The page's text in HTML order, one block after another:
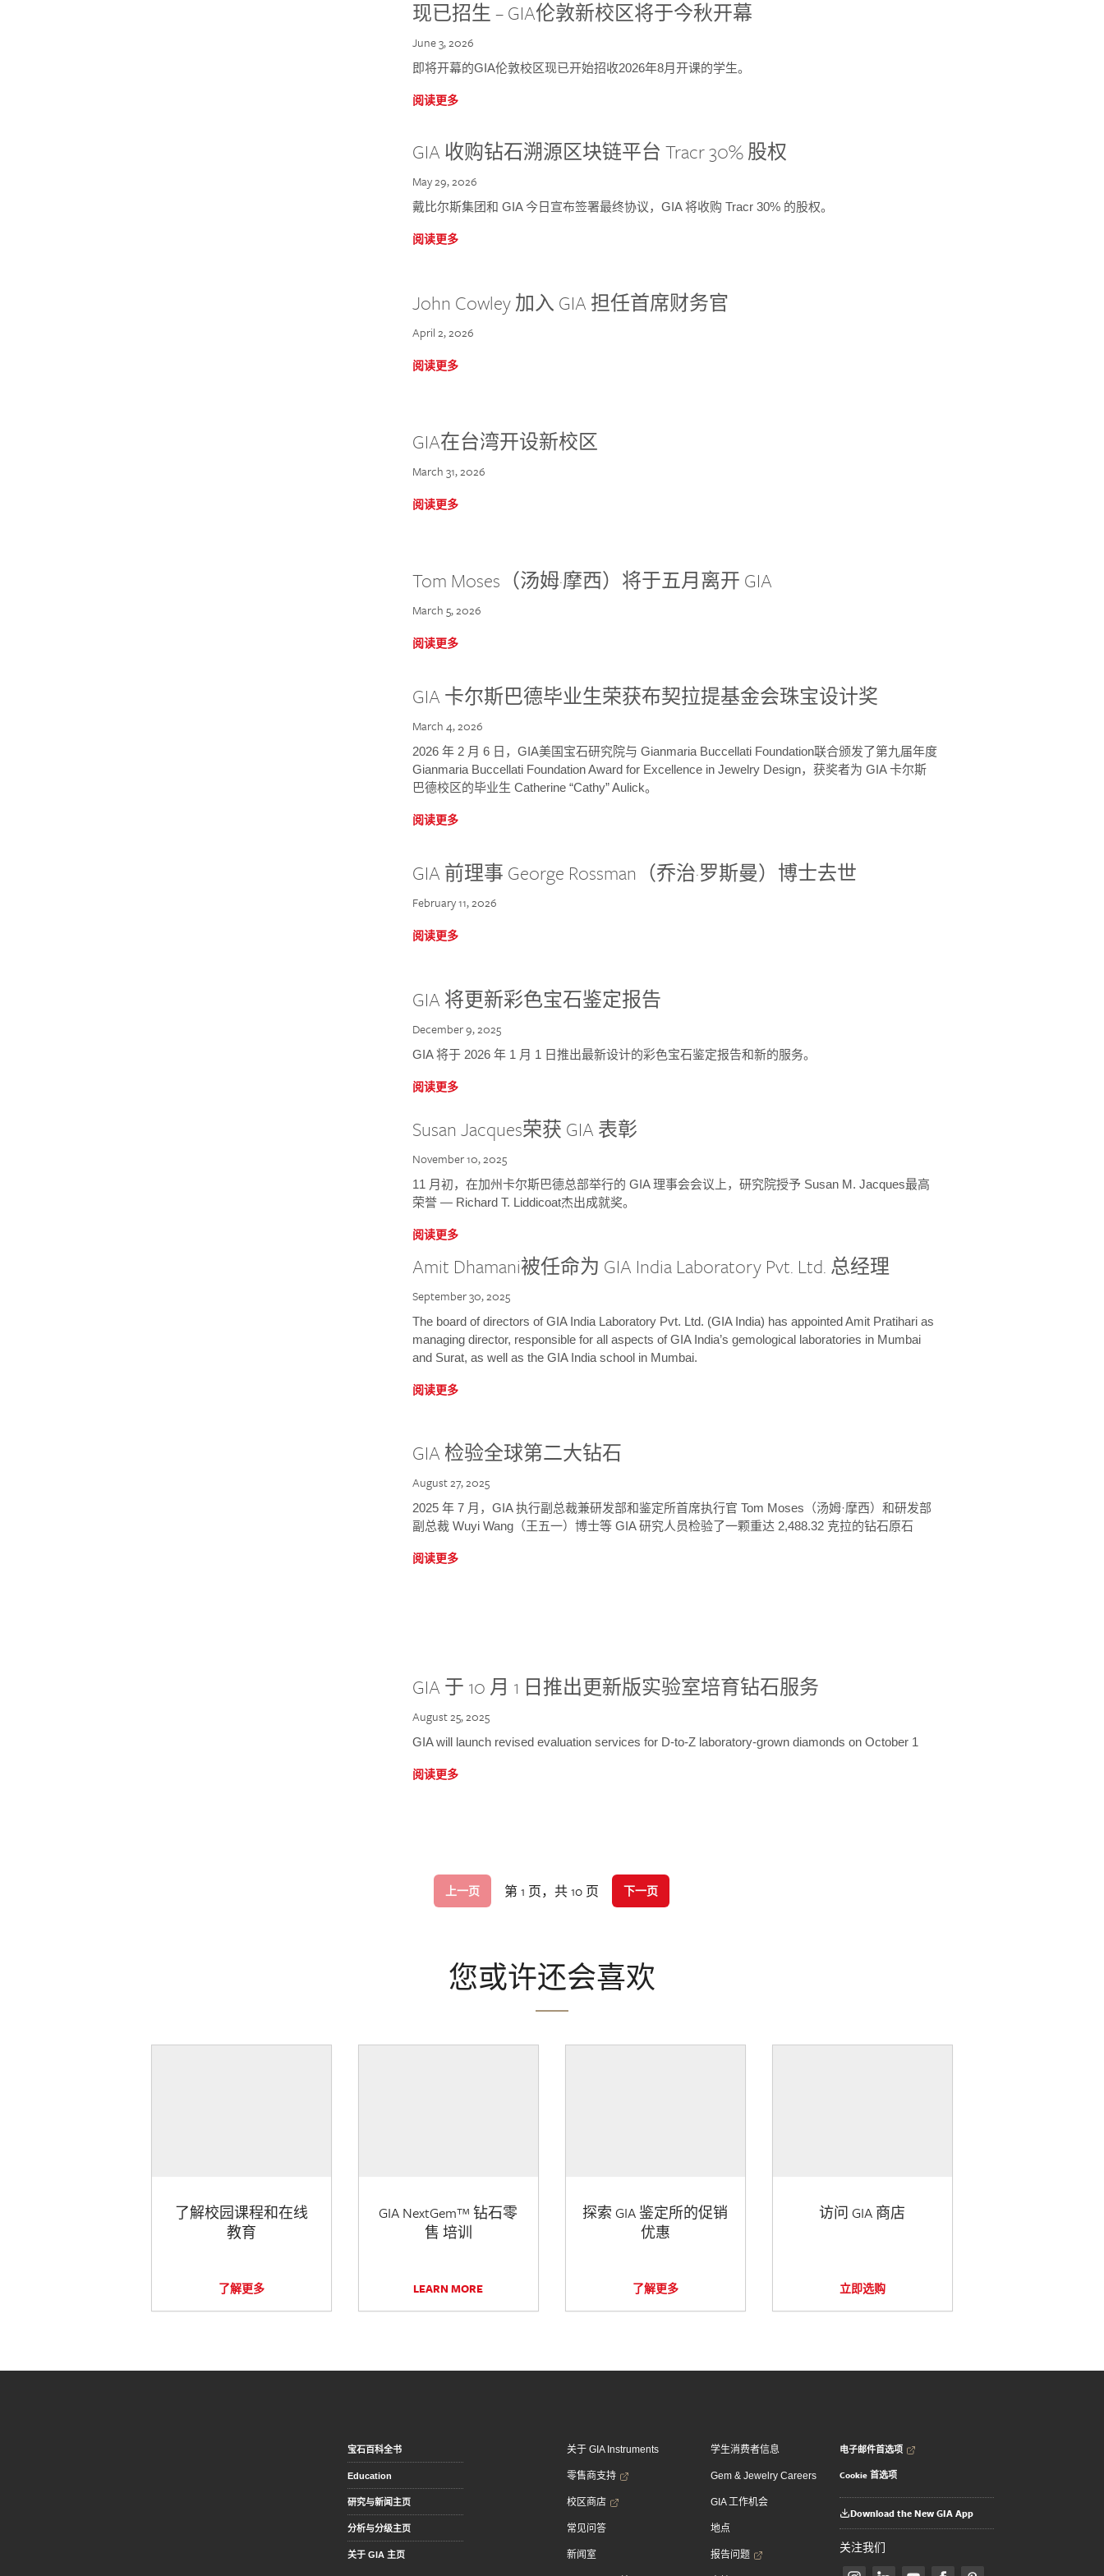
现已招生 – GIA伦敦新校区将于今秋开幕
June 3, 2026
即将开幕的GIA伦敦校区现已开始招收2026年8月开课的学生。
阅读更多
GIA 收购钻石溯源区块链平台 Tracr 30% 股权
May 29, 2026
戴比尔斯集团和 GIA 今日宣布签署最终协议，GIA 将收购 Tracr 30% 的股权。
阅读更多
John Cowley 加入 GIA 担任首席财务官
April 2, 2026
阅读更多
GIA在台湾开设新校区
March 31, 2026
阅读更多
Tom Moses（汤姆·摩西）将于五月离开 GIA
March 5, 2026
阅读更多
GIA 卡尔斯巴德毕业生荣获布契拉提基金会珠宝设计奖
March 4, 2026
2026 年 2 月 6 日，GIA美国宝石研究院与 Gianmaria Buccellati Foundation联合颁发了第九届年度
Gianmaria Buccellati Foundation Award for Excellence in Jewelry Design，获奖者为 GIA 卡尔斯
巴德校区的毕业生 Catherine “Cathy” Aulick。
阅读更多
GIA 前理事 George Rossman（乔治·罗斯曼）博士去世
February 11, 2026
阅读更多
GIA 将更新彩色宝石鉴定报告
December 9, 2025
GIA 将于 2026 年 1 月 1 日推出最新设计的彩色宝石鉴定报告和新的服务。
阅读更多
Susan Jacques荣获 GIA 表彰
November 10, 2025
11 月初，在加州卡尔斯巴德总部举行的 GIA 理事会会议上，研究院授予 Susan M. Jacques最高
荣誉 — Richard T. Liddicoat杰出成就奖。
阅读更多
Amit Dhamani被任命为 GIA India Laboratory Pvt. Ltd. 总经理
September 30, 2025
The board of directors of GIA India Laboratory Pvt. Ltd. (GIA India) has appointed Amit Pratihari as
managing director, responsible for all aspects of GIA India’s gemological laboratories in Mumbai
and Surat, as well as the GIA India school in Mumbai.
阅读更多
GIA 检验全球第二大钻石
August 27, 2025
2025 年 7 月，GIA 执行副总裁兼研发部和鉴定所首席执行官 Tom Moses（汤姆·摩西）和研发部
副总裁 Wuyi Wang（王五一）博士等 GIA 研究人员检验了一颗重达 2,488.32 克拉的钻石原石
阅读更多
GIA 于 10 月 1 日推出更新版实验室培育钻石服务
August 25, 2025
GIA will launch revised evaluation services for D-to-Z laboratory-grown diamonds on October 1
阅读更多
上一页 第 1 页，共 10 页 下一页
您或许还会喜欢
了解校园课程和在线
教育
了解更多
GIA NextGem™ 钻石零
售 培训
LEARN MORE
探索 GIA 鉴定所的促销
优惠
了解更多
访问 GIA 商店
立即选购
宝石百科全书
Education
研究与新闻主页
分析与分级主页
关于 GIA 主页
关于 GIA Instruments
零售商支持
校区商店
常见问答
新闻室
学生消费者信息
Gem & Jewelry Careers
GIA 工作机会
地点
报告问题
电子邮件首选项
Cookie 首选项
Download the New GIA App
关注我们